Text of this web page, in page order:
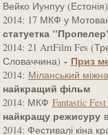
Вейко Иунпуу (Естонія)
2014: 17 МКФ у
статуетка
2014: 21 ArtFilm Fes
Словаччина) - Приз
2014: Міланський
найкращий фільм
2014: МКФ Fantastic
найкращу режисурув
2014: Фестивалі кіна